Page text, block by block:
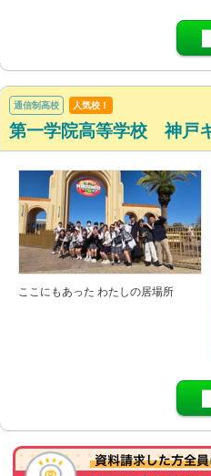
通信制高校 人気校！
第一学院高等学校 神戸
ここにもあった わたしの居場所